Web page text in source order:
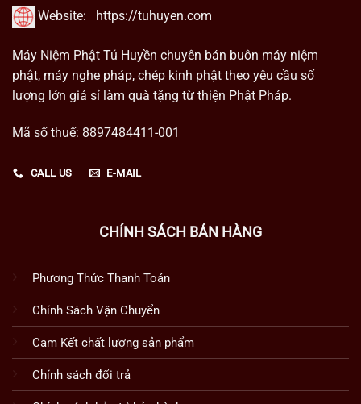
Website: https://tuhuyen.com
Máy Niệm Phật Tú Huyền chuyên bán buôn máy niệm
phật, máy nghe pháp, chép kinh phật theo yêu cầu số
lượng lớn giá sỉ làm quà tặng từ thiện Phật Pháp.
Mã số thuế: 8897484411-001
CALL US E-MAIL
CHÍNH SÁCH BÁN HÀNG
Phương Thức Thanh Toán
Chính Sách Vận Chuyển
Cam Kết chất lượng sản phẩm
Chính sách đổi trả